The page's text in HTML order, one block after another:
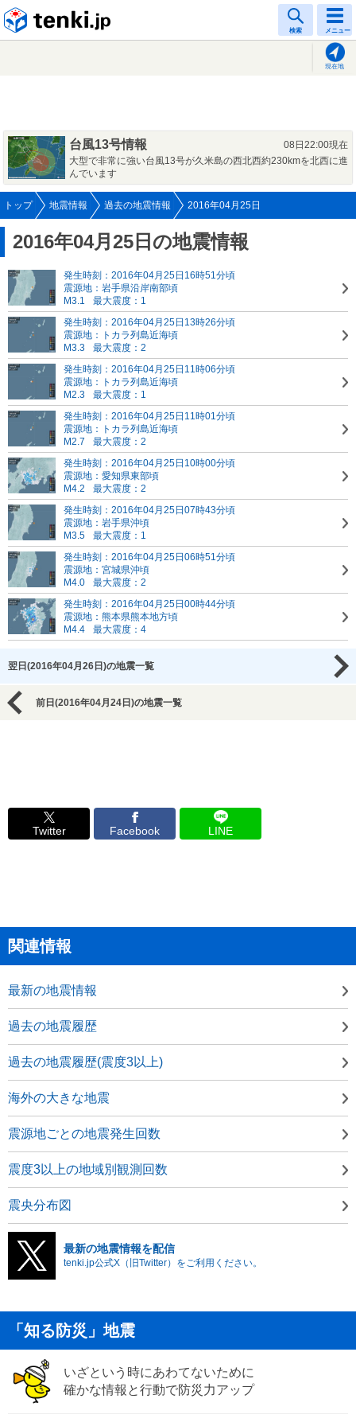
検索 メニュー
現在地
台風13号情報
08日22:00現在
大型で非常に強い台風13号が久米島の西北西約230kmを北西に進
んでいます
トップ 地震情報 過去の地震情報 2016年04月25日
2016年04月25日の地震情報
発生時刻：2016年04月25日16時51分頃
震源地：岩手県沿岸南部頃
M3.1
最大震度：1
発生時刻：2016年04月25日13時26分頃
震源地：トカラ列島近海頃
M3.3
最大震度：2
発生時刻：2016年04月25日11時06分頃
震源地：トカラ列島近海頃
M2.3
最大震度：1
発生時刻：2016年04月25日11時01分頃
震源地：トカラ列島近海頃
M2.7
最大震度：2
発生時刻：2016年04月25日10時00分頃
震源地：愛知県東部頃
M4.2
最大震度：2
発生時刻：2016年04月25日07時43分頃
震源地：岩手県沖頃
M3.5
最大震度：1
発生時刻：2016年04月25日06時51分頃
震源地：宮城県沖頃
M4.0
最大震度：2
発生時刻：2016年04月25日00時44分頃
震源地：熊本県熊本地方頃
M4.4
最大震度：4
翌日(2016年04月26日)の地震一覧
前日(2016年04月24日)の地震一覧
Twitter Facebook LINE
関連情報
最新の地震情報
過去の地震履歴
過去の地震履歴(震度3以上)
海外の大きな地震
震源地ごとの地震発生回数
震度3以上の地域別観測回数
震央分布図
最新の地震情報を配信
tenki.jp公式X（旧Twitter）をご利用ください。
「知る防災」地震
いざという時にあわてないために
確かな情報と行動で防災力アップ